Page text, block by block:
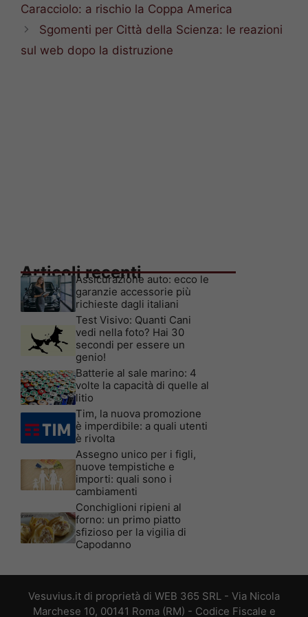
Caracciolo: a rischio la Coppa America
Sgomenti per Città della Scienza: le reazioni
sul web dopo la distruzione
Articoli recenti
Assicurazione auto: ecco le
garanzie accessorie più
richieste dagli italiani
Test Visivo: Quanti Cani
vedi nella foto? Hai 30
secondi per essere un
genio!
Batterie al sale marino: 4
volte la capacità di quelle al
litio
Tim, la nuova promozione
è imperdibile: a quali utenti
è rivolta
Assegno unico per i figli,
nuove tempistiche e
importi: quali sono i
cambiamenti
Conchiglioni ripieni al
forno: un primo piatto
sfizioso per la vigilia di
Capodanno
Vesuvius.it di proprietà di WEB 365 SRL - Via Nicola
Marchese 10, 00141 Roma (RM) - Codice Fiscale e